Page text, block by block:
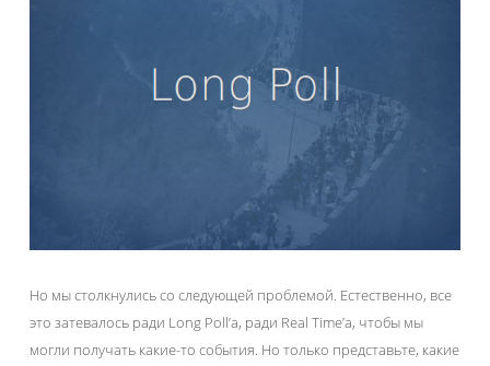
Но мы столкнулись со следующей проблемой. Естественно, все
это затевалось ради Long Poll’а, ради Real Time’а, чтобы мы
могли получать какие-то события. Но только представьте, какие